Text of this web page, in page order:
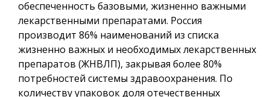
обеспеченность базовыми, жизненно важными
лекарственными препаратами. Россия
производит 86% наименований из списка
жизненно важных и необходимых лекарственных
препаратов (ЖНВЛП), закрывая более 80%
потребностей системы здравоохранения. По
количеству упаковок доля отечественных